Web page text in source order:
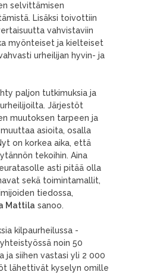
selvittämisen
Lisäksi toivottiin
vahvistaviin
myönteiset ja kielteiset
urheilijan hyvin- ja
paljon tutkimuksia ja
Järjestöt
muutoksen tarpeen ja
asioita, osalla
on korkea aika, että
tekoihin. Aina
asti pitää olla
sekä toimintamallit,
tiedossa,
Mattila sanoo.
kilpaurheilussa -
noin 50
ja siihen vastasi yli 2 000
lähettivät kyselyn omille